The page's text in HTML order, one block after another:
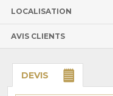
LOCALISATION
AVIS CLIENTS
DEVIS